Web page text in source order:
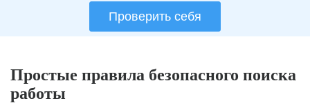
Проверить себя
Простые правила безопасного поиска
работы